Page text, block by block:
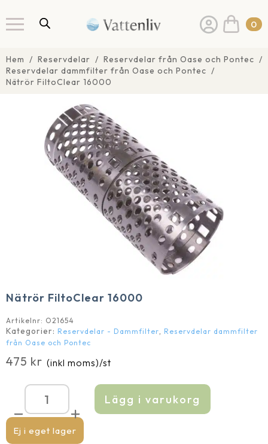
0
Hem Reservdelar
Reservdelar från Oase och Pontec
Reservdelar dammfilter från Oase och Pontec
Nätrör FiltoClear 16000
Nätrör FiltoClear 16000
Artikelnr: O21654
Kategorier: Reservdelar - Dammfilter, Reservdelar dammfilter
från Oase och Pontec
475 kr (inkl moms)/st
Ej i eget lager
Nätrör
FiltoClear
16000
mängd
Lägg i varukorg